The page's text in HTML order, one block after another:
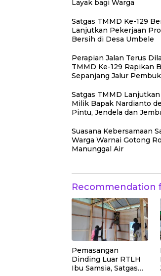
Layak bagi Warga
Satgas TMMD Ke-129
Lanjutkan Pekerjaan
Bersih di Desa Umbele
Perapian Jalan Terus
TMMD Ke-129 Rapikan
Sepanjang Jalur
Satgas TMMD
Milik Bapak Nardianto
Pintu, Jendela dan
Suasana Kebersamaan
Warga Warnai Gotong
Manunggal Air
Recommendation
Pemasangan
Dinding Luar RTLH
Ibu Samsia, Satgas